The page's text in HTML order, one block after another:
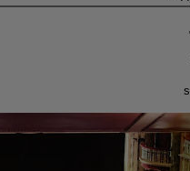
Ich fühl’s nicht – eine
Freiburg im